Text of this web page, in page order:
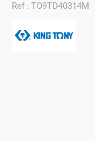
Ref : TO9TD40314M